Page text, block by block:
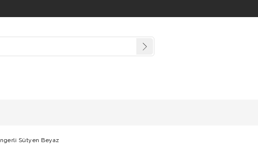
Sütyen Beyaz